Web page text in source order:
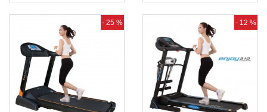
- 25 % - 12 %